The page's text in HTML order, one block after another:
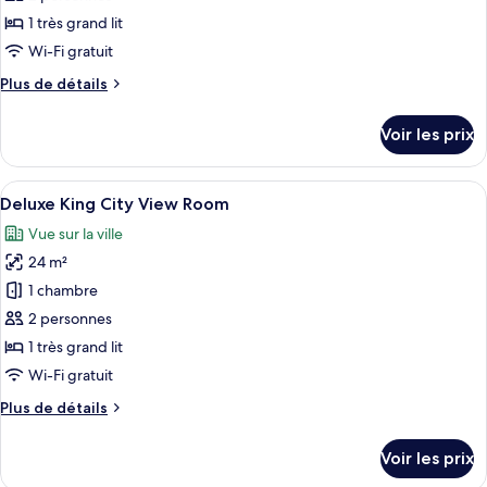
ce
type
chambre :
Room
1 très grand lit
Wi-Fi gratuit
Plus de détails
Plus
le
type
de
Deluxe
King
Room
Voir les prix
Afficher
toutes
les
photos
pour
ce
type
de
chambre :
Deluxe
Une chambre d’hôtel moderne
6
Deluxe King City View Room
Vue sur la ville
24 m²
1 chambre
2 personnes
1 très grand lit
Wi-Fi gratuit
Plus de détails
Plus
Voir les prix